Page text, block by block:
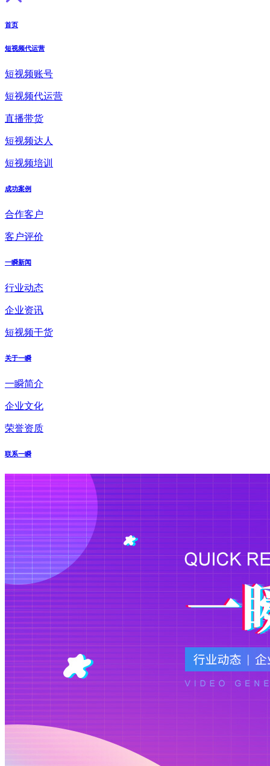
首页
短视频代运营
短视频账号
短视频代运营
直播带货
短视频达人
短视频培训
成功案例
合作客户
客户评价
一瞬新闻
行业动态
企业资讯
短视频干货
关于一瞬
一瞬简介
企业文化
荣誉资质
联系一瞬